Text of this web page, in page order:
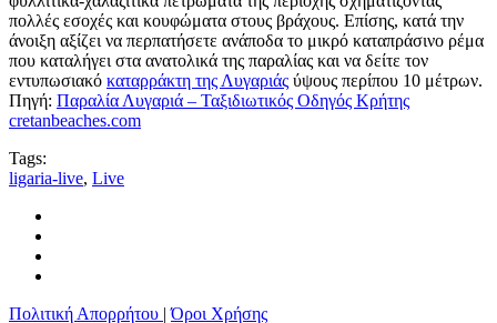
πολλές εσοχές και κουφώματα στους βράχους. Επίσης, κατά την
άνοιξη αξίζει να περπατήσετε ανάποδα το μικρό καταπράσινο ρέμα
που καταλήγει στα ανατολικά της παραλίας και να δείτε τον
εντυπωσιακό καταρράκτη της Λυγαριάς ύψους περίπου 10 μέτρων.
Πηγή: Παραλία Λυγαριά – Ταξιδιωτικός Οδηγός Κρήτης
cretanbeaches.com
Tags:
ligaria-live, Live
Πολιτική Απορρήτου |Όροι Χρήσης